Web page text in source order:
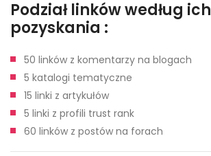
Podział linków według ich
pozyskania :
50 linków z komentarzy na blogach
5 katalogi tematyczne
15 linki z artykułów
5 linki z profili trust rank
60 linków z postów na forach